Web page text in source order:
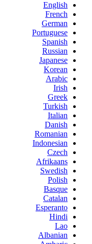
English
French
German
Portuguese
Spanish
Russian
Japanese
Korean
Arabic
Irish
Greek
Turkish
Italian
Danish
Romanian
Indonesian
Czech
Afrikaans
Swedish
Polish
Basque
Catalan
Esperanto
Hindi
Lao
Albanian